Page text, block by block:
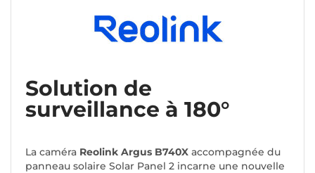
Solution de
surveillance à 180°
La caméra Reolink Argus B740X accompagnée du
panneau solaire Solar Panel 2 incarne une nouvelle